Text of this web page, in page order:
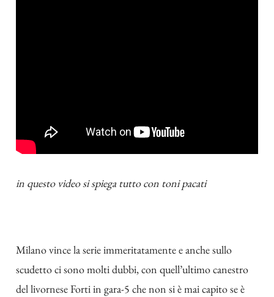
in questo video si spiega tutto con toni pacati
Milano vince la serie immeritatamente e anche sullo
scudetto ci sono molti dubbi, con quell’ultimo canestro
del livornese Forti in gara-5 che non si è mai capito se è